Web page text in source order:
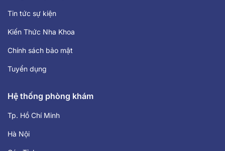
Tin tức sự kiện
Kiến Thức Nha Khoa
Chính sách bảo mật
Tuyển dụng
Hệ thống phòng khám
Tp. Hồ Chí Minh
Hà Nội